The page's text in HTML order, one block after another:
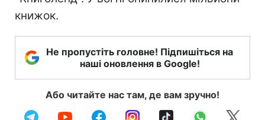
книжок.
Не пропустіть головне! Підпишіться на
наші оновлення в Google!
Або читайте нас там, де вам зручно!